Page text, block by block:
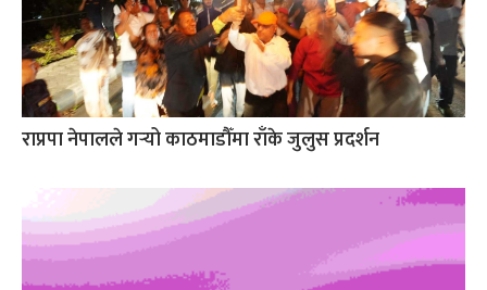
राप्रपा नेपालले गर्‍यो काठमाडौँमा राँके जुलुस प्रदर्शन